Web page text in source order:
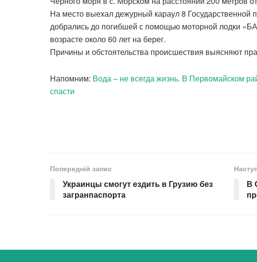
На место выехал дежурный караул 8 Государственной
добрались до погибшей с помощью моторной лодки
возрасте около 60 лет на берег.
Причины и обстоятельства происшествия выясняют
Напомним: Вода – не всегда жизнь. В Первомайском
спасти
Попередній запис
Украинцы смогут ездить в Грузию без
загранпаспорта
В